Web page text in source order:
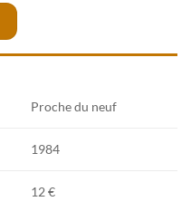
Proche du neuf
1984
12 €